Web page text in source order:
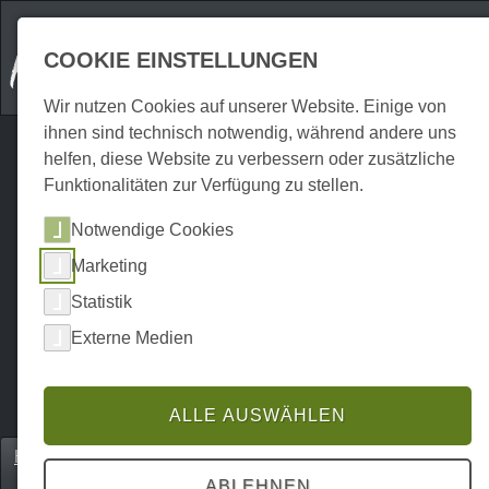
Home Einkaufen
Hofläden & Direktvermarkter
COOKIE EINSTELLUNGEN
Wir nutzen Cookies auf unserer Website. Einige von
ihnen sind technisch notwendig, während andere uns
helfen, diese Website zu verbessern oder zusätzliche
Funktionalitäten zur Verfügung zu stellen.
Notwendige Cookies
Marketing
Statistik
Externe Medien
ALLE AUSWÄHLEN